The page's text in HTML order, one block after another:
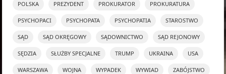
POLSKA PREZYDENT PROKURATOR PROKURATURA
PSYCHOPACI PSYCHOPATA PSYCHOPATIA STAROSTWO
SĄD SĄD OKRĘGOWY SĄDOWNICTWO SĄD REJONOWY
SĘDZIA SŁUŻBY SPECJALNE TRUMP UKRAINA USA
WARSZAWA WOJNA WYPADEK WYWIAD ZABÓJSTWO